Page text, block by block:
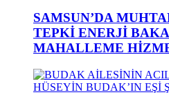
SAMSUN’DA
TEPKİ ENERJİ
MAHALLEME